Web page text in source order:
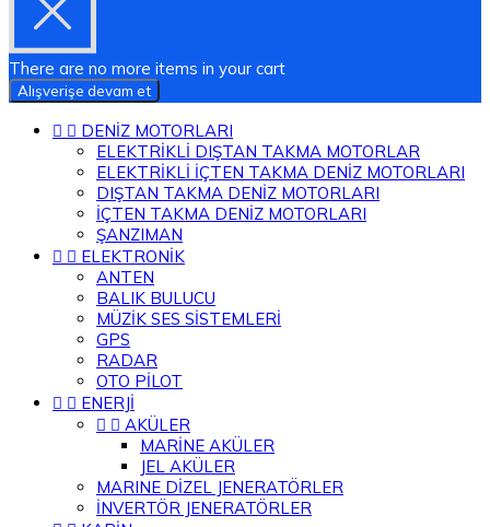
There are no more items in your cart
Alışverişe devam et
  DENİZ MOTORLARI
ELEKTRİKLİ DIŞTAN TAKMA MOTORLAR
ELEKTRİKLİ İÇTEN TAKMA DENİZ MOTORLARI
DIŞTAN TAKMA DENİZ MOTORLARI
İÇTEN TAKMA DENİZ MOTORLARI
ŞANZIMAN
  ELEKTRONİK
ANTEN
BALIK BULUCU
MÜZİK SES SİSTEMLERİ
GPS
RADAR
OTO PİLOT
  ENERJİ
  AKÜLER
MARİNE AKÜLER
JEL AKÜLER
MARINE DİZEL JENERATÖRLER
İNVERTÖR JENERATÖRLER